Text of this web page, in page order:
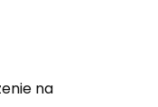
na